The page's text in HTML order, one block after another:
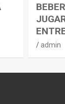
admin